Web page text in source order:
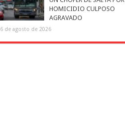
HOMICIDIO CULPOSO
AGRAVADO
6 de agosto de 2026